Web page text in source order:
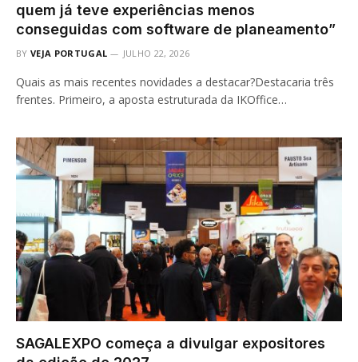
quem já teve experiências menos
conseguidas com software de planeamento”
BY VEJA PORTUGAL JULHO 22, 2026
Quais as mais recentes novidades a destacar?Destacaria três
frentes. Primeiro, a aposta estruturada da IKOffice…
SAGALEXPO começa a divulgar expositores